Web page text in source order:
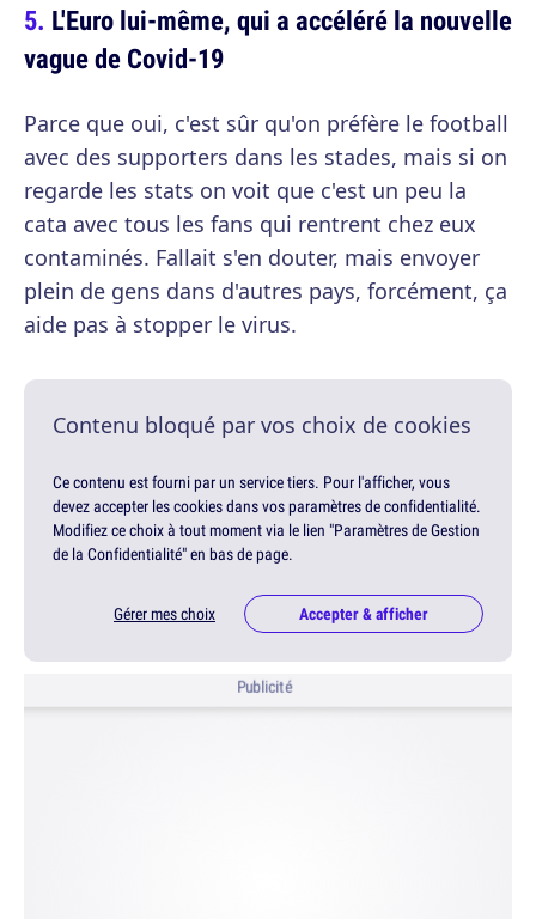
L'Euro lui-même, qui a accéléré la nouvelle
vague de Covid-19
Parce que oui, c'est sûr qu'on préfère le football
avec des supporters dans les stades, mais si on
regarde les stats on voit que c'est un peu la
cata avec tous les fans qui rentrent chez eux
contaminés. Fallait s'en douter, mais envoyer
plein de gens dans d'autres pays, forcément, ça
aide pas à stopper le virus.
Contenu bloqué par vos choix de cookies
Ce contenu est fourni par un service tiers. Pour l'afficher, vous
devez accepter les cookies dans vos paramètres de confidentialité.
Modifiez ce choix à tout moment via le lien "Paramètres de Gestion
de la Confidentialité" en bas de page.
Gérer mes choix Accepter & afficher
Publicité